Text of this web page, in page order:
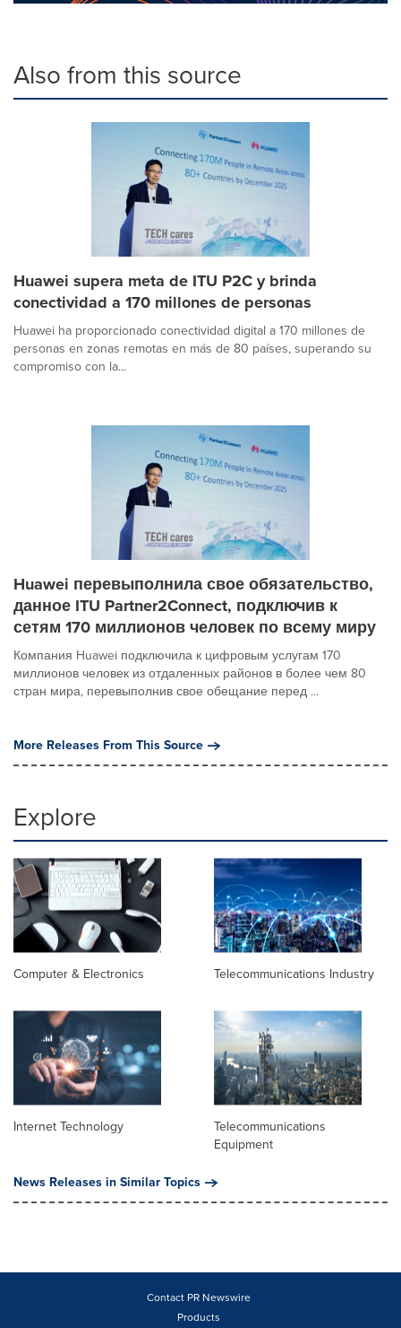
Also from this source
Huawei supera meta de ITU P2C y brinda
conectividad a 170 millones de personas
Huawei ha proporcionado conectividad digital a 170 millones de
personas en zonas remotas en más de 80 países, superando su
compromiso con la...
Huawei перевыполнила свое обязательство,
данное ITU Partner2Connect, подключив к
сетям 170 миллионов человек по всему миру
Компания Huawei подключила к цифровым услугам 170
миллионов человек из отдаленных районов в более чем 80
стран мира, перевыполнив свое обещание перед ...
More Releases From This Source
Explore
Computer & Electronics Telecommunications Industry
Internet Technology
Telecommunications
Equipment
News Releases in Similar Topics
Contact PR Newswire
Products